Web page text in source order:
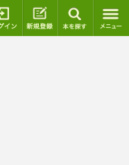
ログイン 新規登録